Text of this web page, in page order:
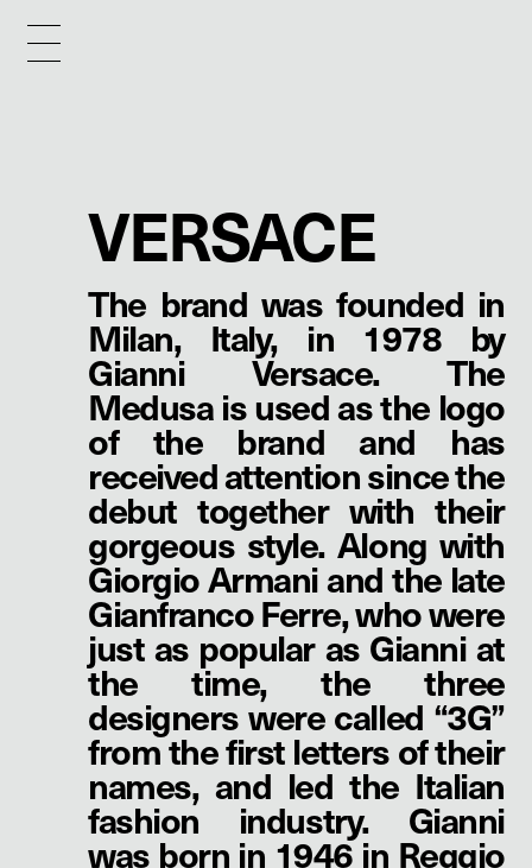
VERSACE
The brand was founded in
Milan, Italy, in 1978 by
Gianni Versace. The
Medusa is used as the logo
of the brand and has
received attention since the
debut together with their
gorgeous style. Along with
Giorgio Armani and the late
Gianfranco Ferre, who were
just as popular as Gianni at
the time, the three
designers were called “3G”
from the first letters of their
names, and led the Italian
fashion industry. Gianni
was born in 1946 in Reggio